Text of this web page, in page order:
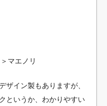
マエノリ
ザイン製もありますが、
というか、わかりやすい